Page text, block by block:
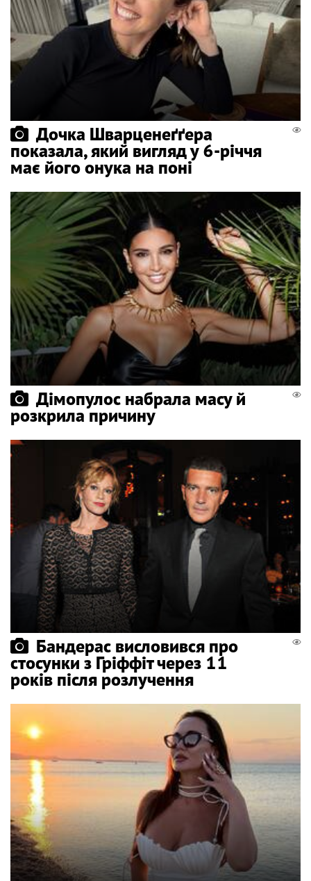
Дочка Шварценеґґера
показала, який вигляд у 6-річчя
має його онука на поні
Дімопулос набрала масу й
розкрила причину
Бандерас висловився про
стосунки з Гріффіт через 11
років після розлучення